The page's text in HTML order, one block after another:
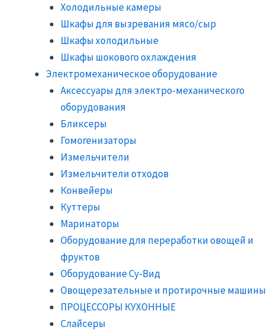
Холодильные камеры
Шкафы для вызревания мясо/сыр
Шкафы холодильные
Шкафы шокового охлаждения
Электромеханическое оборудование
Аксессуары для электро-механического
оборудования
Бликсеры
Гомогенизаторы
Измельчители
Измельчители отходов
Конвейеры
Куттеры
Маринаторы
Оборудование для переработки овощей и
фруктов
Оборудование Су-Вид
Овощерезательные и протирочные машины
ПРОЦЕССОРЫ КУХОННЫЕ
Слайсеры